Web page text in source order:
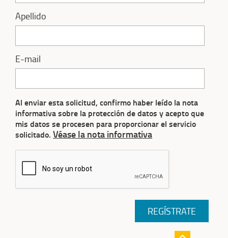
Apellido
E-mail
Al enviar esta solicitud, confirmo haber leído la nota
informativa sobre la protección de datos y acepto que
mis datos se procesen para proporcionar el servicio
solicitado. Véase la nota informativa